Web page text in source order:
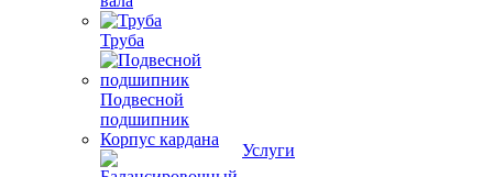
Труба
Подвесной
подшипник
Корпус кардана
Услуги